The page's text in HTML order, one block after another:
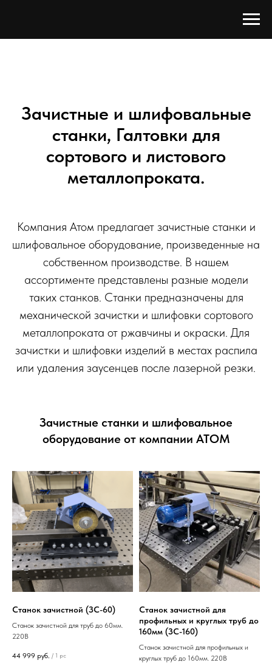
Зачистные и шлифовальные
станки, Галтовки для
сортового и листового
металлопроката.
Компания Атом предлагает зачистные станки и
шлифовальное оборудование, произведенные на
собственном производстве. В нашем
ассортименте представлены разные модели
таких станков. Станки предназначены для
механической зачистки и шлифовки сортового
металлопроката от ржавчины и окраски. Для
зачистки и шлифовки изделий в местах распила
или удаления заусенцев после лазерной резки.
Зачистные станки и шлифовальное
оборудование от компании АТОМ
Станок зачистной (ЗС-60)
Станок зачистной для труб до 60мм.
220В
44 999 руб. / 1 pc
Станок зачистной для
профильных и круглых труб до
160мм (ЗС-160)
Станок зачистной для профильных и
круглых труб до 160мм. 220В